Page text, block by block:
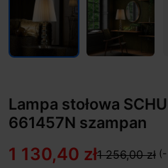
Lampa stołowa
661457N szampan
1 130,40 zł1 256,00 zł (-